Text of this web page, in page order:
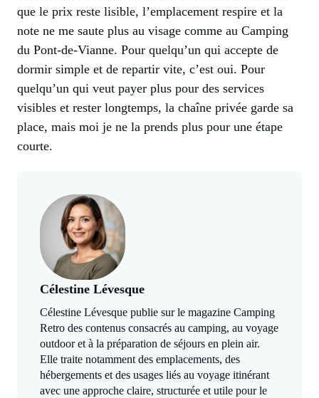
que le prix reste lisible, l’emplacement respire et la
note ne me saute plus au visage comme au Camping
du Pont-de-Vianne. Pour quelqu’un qui accepte de
dormir simple et de repartir vite, c’est oui. Pour
quelqu’un qui veut payer plus pour des services
visibles et rester longtemps, la chaîne privée garde sa
place, mais moi je ne la prends plus pour une étape
courte.
Célestine Lévesque
Célestine Lévesque publie sur le magazine Camping
Retro des contenus consacrés au camping, au voyage
outdoor et à la préparation de séjours en plein air.
Elle traite notamment des emplacements, des
hébergements et des usages liés au voyage itinérant
avec une approche claire, structurée et utile pour le